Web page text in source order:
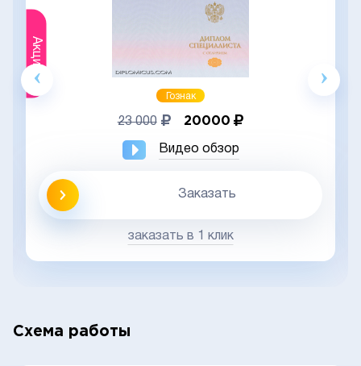
Акция
Гознак
23 000 20000
Видео обзор
Заказать
заказать в 1 клик
Схема работы